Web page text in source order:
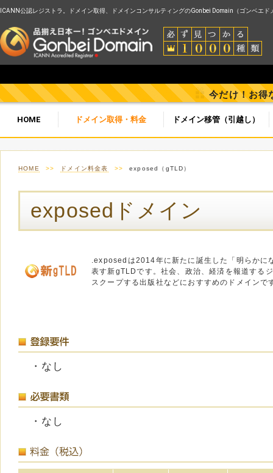
ICANN公認レジストラ。ドメイン取得、ドメインコンサルティングのGonbei Domain（ゴンベエド
今だけ！お得
HOME ドメイン取得・料金 ドメイン移管（引越し）
HOME >> ドメイン料金表 >> exposed（gTLD）
exposedドメイン
.exposedは2014年に新たに誕生した「明らかに
表す新gTLDです。社会、政治、経済を報道する
スクープする出版社などにおすすめのドメインで
・なし
・なし